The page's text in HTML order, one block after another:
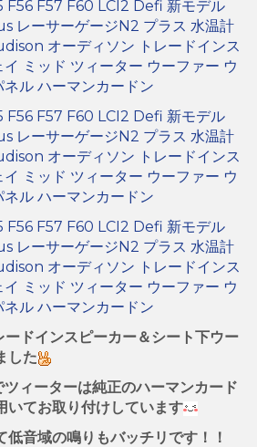
ドインスピーカー＆シート下ウー
した
ィーターは純正のハーマンカード
いてお取り付けしています
低音域の鳴りもバッチリです！！